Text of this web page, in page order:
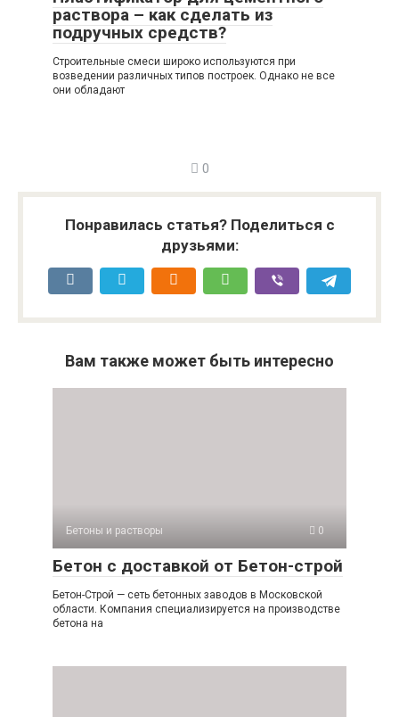
раствора – как сделать из
подручных средств?
Строительные смеси широко используются при
возведении различных типов построек. Однако не все
они обладают
0
Понравилась статья? Поделиться с
друзьями:
Вам также может быть интересно
Бетоны и растворы 0
Бетон с доставкой от Бетон-строй
Бетон-Строй — сеть бетонных заводов в Московской
области. Компания специализируется на производстве
бетона на